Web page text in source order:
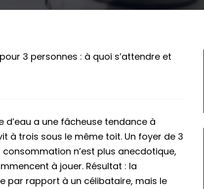
3 personnes : à quoi s’attendre et
a une fâcheuse tendance à
à trois sous le même toit. Un foyer de 3
n’est plus anecdotique,
à jouer. Résultat : la
par rapport à un célibataire, mais le